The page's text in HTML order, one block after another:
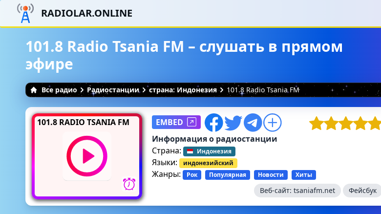
RADIOLAR.ONLINE
101.8 Radio Tsania FM – слушать в прямом
эфире
Все радио Радиостанции страна: Индонезия 101.8 Radio Tsania FM
101.8 RADIO TSANIA FM
EMBED
Информация о радиостанции
Страна:
Индонезия
Языки: индонезийский
Жанры: Рок Популярная Новости Хиты
Веб-сайт: tsaniafm.net Фейсбук